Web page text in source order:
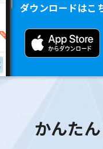
ダウンロードはこ
かんた